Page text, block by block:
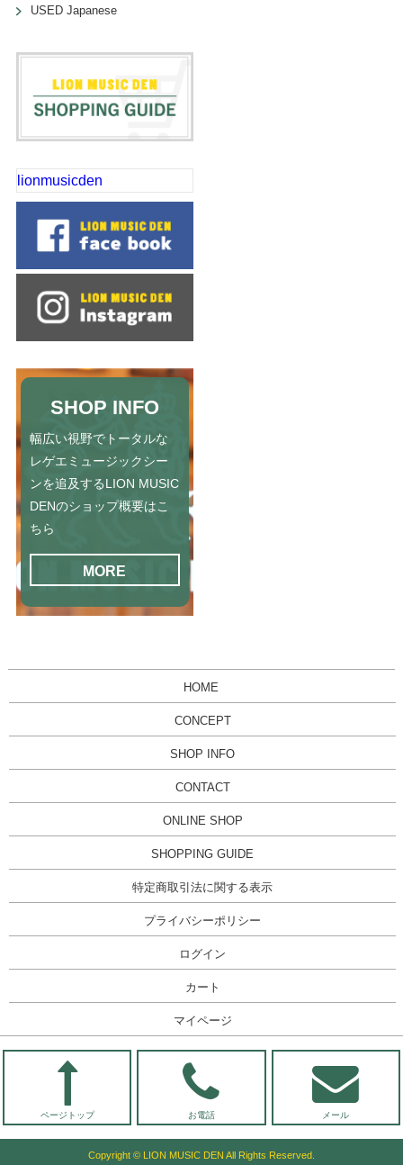
USED Japanese
lionmusicden
SHOP INFO
幅広い視野でトータルな
レゲエミュージックシー
ンを追及するLION MUSIC
DENのショップ概要はこ
ちら
MORE
HOME
CONCEPT
SHOP INFO
CONTACT
ONLINE SHOP
SHOPPING GUIDE
特定商取引法に関する表示
プライバシーポリシー
ログイン
カート
マイページ
ページトップ お電話 メール
Copyright © LION MUSIC DEN All Rights Reserved.